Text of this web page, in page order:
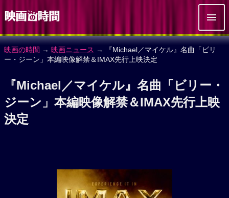
映画の時間 → 映画ニュース → 『Michael／マイケル』名曲「ビリ
ー・ジーン」本編映像解禁＆IMAX先行上映決定
『Michael／マイケル』名曲「ビリー・
ジーン」本編映像解禁＆IMAX先行上映
決定